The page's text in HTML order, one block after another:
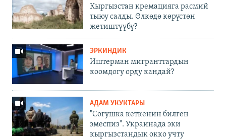
Кыргызстан кремацияга расмий
тыюу салды. Өлкөдө көрүстөн
жетиштүүбү?
ЭРКИНДИК
Иштерман мигранттардын
коомдогу орду кандай?
АДАМ УКУКТАРЫ
"Согушка кеткенин билген
эмеспиз". Украинада эки
кыргызстандык окко учту